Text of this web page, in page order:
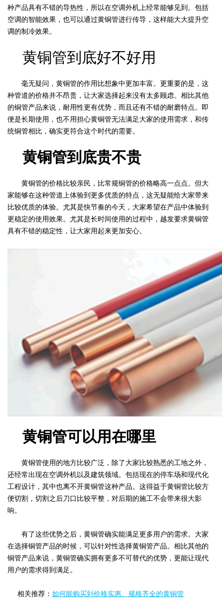
种产品具有不错的导热性，所以在空调外机上经常能够见到。包括
空调的智能效果，也可以通过黄铜管进行传导，这样能大大提升空
调的制冷效果。
黄铜管到底好不好用
毫无疑问，黄铜管的作用比想象中更加丰富。更重要的是，这
种管道的价格并不昂贵，让大家选择起来没有太多顾虑。相比其他
的铜管产品来说，耐用性更有优势，而且还有不错的耐磨特点。即
便是长期使用，也不用担心黄铜管无法满足大家的使用需求，和传
统铜管相比，确实更符合这个时代的需要。
黄铜管到底贵不贵
黄铜管的价格比较亲民，比常规铜管的价格略高一点点。但大
家能够在这种管道上体验到更多优质的特点，这无疑能给大家带来
比较优质的体验。尤其是快节奏的今天，大家希望在产品中体验到
更稳定的使用效果。尤其是长时间使用的过程中，越发要求黄铜管
具有不错的稳定性，让大家用起来更加安心。
黄铜管可以用在哪里
黄铜管使用的地方比较广泛，除了大家比较熟悉的工地之外，
还经常出现在空调外机以及建筑领域。包括现在的停车场和现代化
工程设计，其中也离不开黄铜管这种产品。这得益于黄铜管比较方
便切割，切割之后刀口比较平整，对后期的施工不会带来很大影
响。
有了这些优势之后，黄铜管确实能满足更多用户的需求。大家
在选择铜管产品的时候，可以针对性选择黄铜管产品。相比其他的
铜管产品来说，黄铜管确实拥有更多不可替代的优势，更能让现代
用户的需求得到满足。
相关推荐： 如何能购买到价格实惠、规格齐全的黄铜管